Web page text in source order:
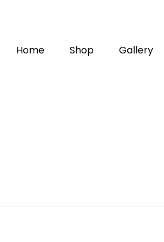
Home Shop Gallery